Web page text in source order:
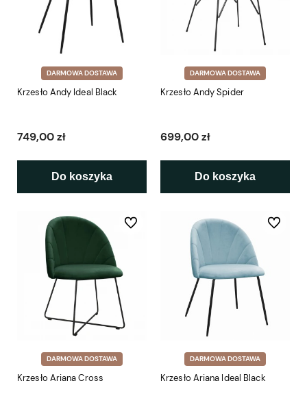
DARMOWA DOSTAWA
Krzesło Andy Ideal Black
749,00 zł
Do koszyka
DARMOWA DOSTAWA
Krzesło Andy Spider
699,00 zł
Do koszyka
DARMOWA DOSTAWA
Krzesło Ariana Cross
Do ulubionych
DARMOWA DOSTAWA
Krzesło Ariana Ideal Black
Do